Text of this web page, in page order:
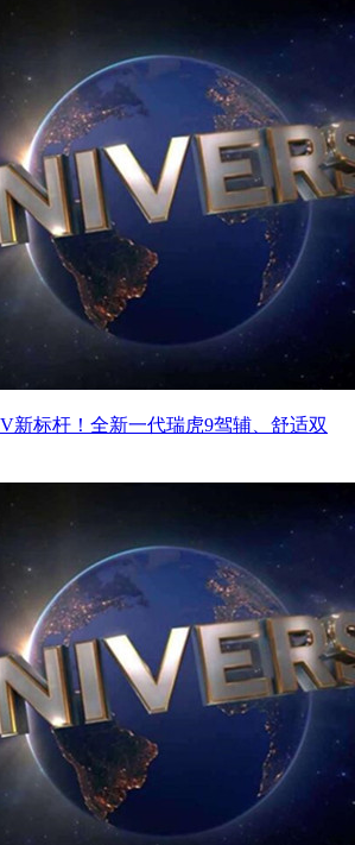
新标杆！全新一代瑞虎9驾辅、舒适双